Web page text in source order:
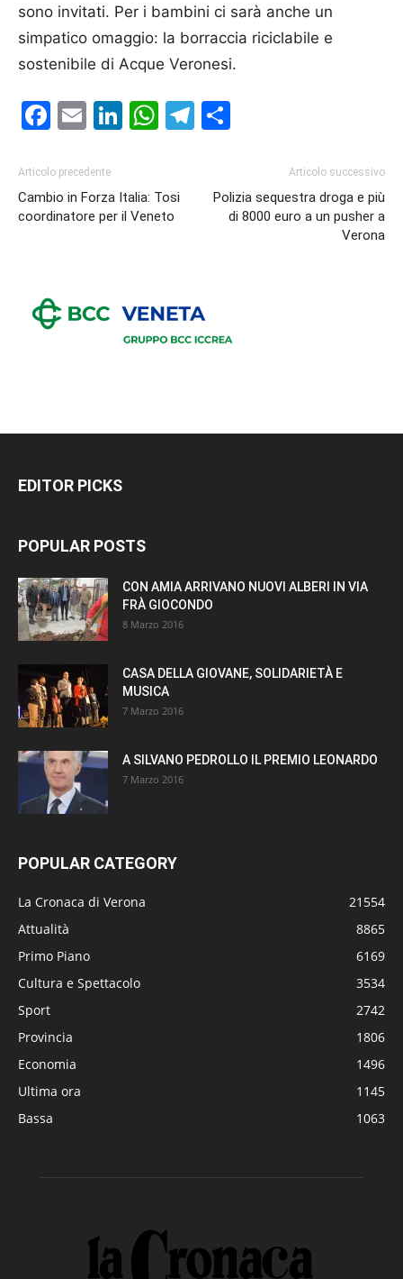
sono invitati. Per i bambini ci sarà anche un
simpatico omaggio: la borraccia riciclabile e
sostenibile di Acque Veronesi.
Facebook
EmailLinkedIn
WhatsApp
Telegram
Articolo precedente
Cambio in Forza Italia: Tosi
coordinatore per il Veneto
Articolo successivo
Polizia sequestra droga e più
di 8000 euro a un pusher a
Verona
EDITOR PICKS
POPULAR POSTS
CON AMIA ARRIVANO NUOVI ALBERI IN VIA
FRÀ GIOCONDO
8 Marzo 2016
CASA DELLA GIOVANE, SOLIDARIETÀ E
MUSICA
7 Marzo 2016
A SILVANO PEDROLLO IL PREMIO LEONARDO
7 Marzo 2016
POPULAR CATEGORY
La Cronaca di Verona
21554
Attualità
8865
Primo Piano
6169
Cultura e Spettacolo
3534
Sport
2742
Provincia
1806
Economia
1496
Ultima ora
1145
Bassa
1063